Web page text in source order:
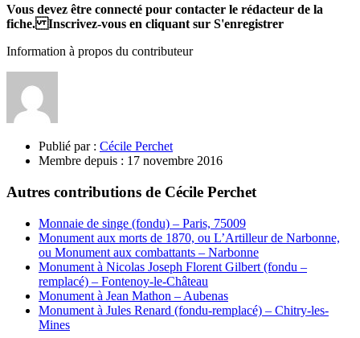
Vous devez être connecté pour contacter le rédacteur de la
fiche. Inscrivez-vous en cliquant sur S'enregistrer
Information à propos du contributeur
Publié par : Cécile Perchet
Membre depuis : 17 novembre 2016
Autres contributions de Cécile Perchet
Monnaie de singe (fondu) – Paris, 75009
Monument aux morts de 1870, ou L’Artilleur de Narbonne,
ou Monument aux combattants – Narbonne
Monument à Nicolas Joseph Florent Gilbert (fondu –
remplacé) – Fontenoy-le-Château
Monument à Jean Mathon – Aubenas
Monument à Jules Renard (fondu-remplacé) – Chitry-les-
Mines